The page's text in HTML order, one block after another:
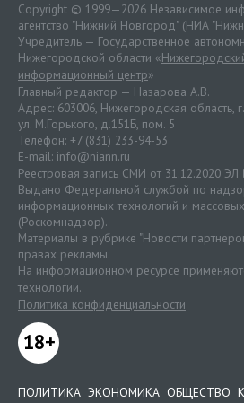
Copyright © 1999—2026 Независимое
агентство "Нижний Новгород" (НИА
Учредитель — Государственное
Нижегородской области «
информационный центр»
Главный редактор — Назарова А.В.
Адрес: 603006, Нижегородская область,
ул. М.Горького, д.151Б, пом. 5
Телефон: +7 (831) 233-94-53
E-mail: info@niann.ru
Реестровая запись СМИ от 31.12.2020
Выдано Федеральной службой по
информационных технологий и
(Роскомнадзор).
Материалы в рубрике "Новости
правах рекламы.
На информационном ресурсе
технологии.
Политика конфиденциальности
18+
ПОЛИТИКА ЭКОНОМИКА ОБЩЕСТВО